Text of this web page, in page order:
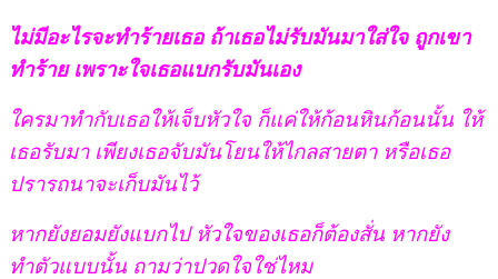
ไม่มีอะไรจะทำร้ายเธอ ถ้าเธอไม่รับมันมาใส่ใจ ถูกเขา
ทำร้าย เพราะใจเธอแบกรับมันเอง
ใครมาทำกับเธอให้เจ็บหัวใจ ก็แค่ให้ก้อนหินก้อนนั้น ให้
เธอรับมา เพียงเธอจับมันโยนให้ไกลสายตา หรือเธอ
ปรารถนาจะเก็บมันไว้
หากยังยอมยังแบกไป หัวใจของเธอก็ต้องสั่น หากยัง
ทำตัวแบบนั้น ถามว่าปวดใจใช่ไหม